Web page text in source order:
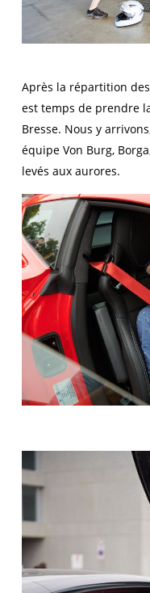
Après la répartition
est temps de prendre
Bresse. Nous y
équipe Von Burg,
levés aux aurores.